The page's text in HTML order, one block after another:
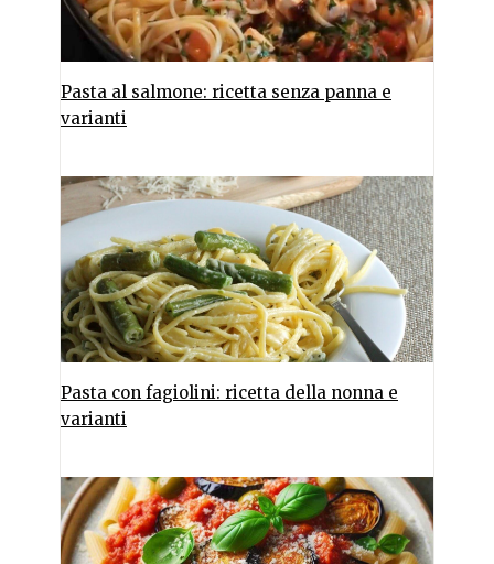
Pasta al salmone: ricetta senza panna e
varianti
Pasta con fagiolini: ricetta della nonna e
varianti